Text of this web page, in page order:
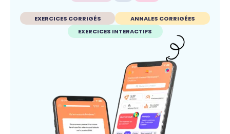
EXERCICES CORRIGÉS
ANNALES CORRIGÉES
EXERCICES INTERACTIFS